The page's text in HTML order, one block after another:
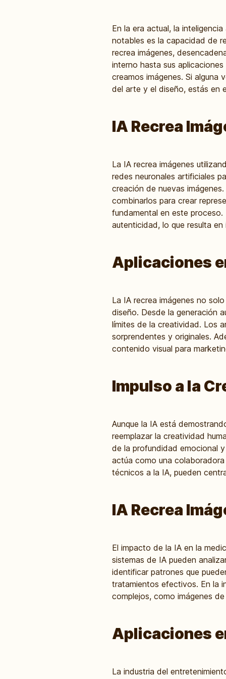
En la era actual, la
notables es la capacidad de
recrea imágenes,
interno hasta sus
creamos imágenes. Si
del arte y el diseño, estás en
IA Recrea
La IA recrea imágenes
redes neuronales artificiales
creación de nuevas
combinarlos para crear
fundamental en este proceso.
autenticidad, lo que resulta
Aplicaciones
La IA recrea imágenes no
diseño. Desde la generación
límites de la creatividad. Los
sorprendentes y originales.
contenido visual para
Impulso a la
Aunque la IA está
reemplazar la creatividad
de la profundidad emocional
actúa como una
técnicos a la IA, pueden
IA Recrea
El impacto de la IA en la
sistemas de IA pueden
identificar patrones que
tratamientos efectivos. En la
complejos, como imágenes
Aplicaciones
La industria del